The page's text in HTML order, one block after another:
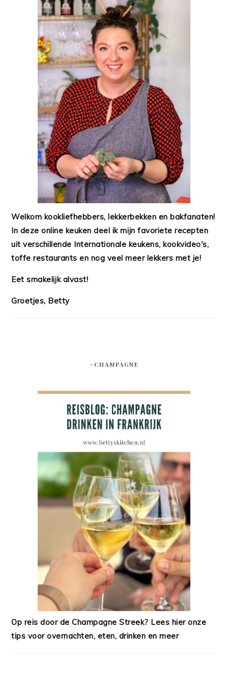
Welkom kookliefhebbers, lekkerbekken en bakfanaten!
In deze online keuken deel ik mijn favoriete recepten
uit verschillende Internationale keukens, kookvideo's,
toffe restaurants en nog veel meer lekkers met je!
Eet smakelijk alvast!
Groetjes, Betty
#CHAMPAGNE
Op reis door de Champagne Streek? Lees hier onze
tips voor overnachten, eten, drinken en meer